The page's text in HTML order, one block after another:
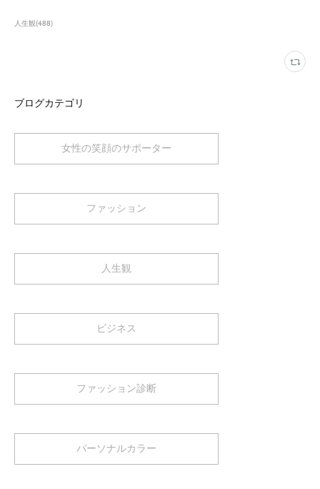
人生観(488)
ブログカテゴリ
女性の笑顔のサポーター
ファッション
人生観
ビジネス
ファッション診断
パーソナルカラー